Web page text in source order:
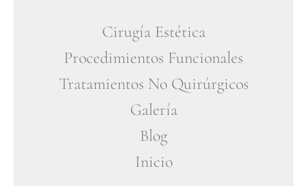
Cirugía Estética
Procedimientos Funcionales
Tratamientos No Quirúrgicos
Galería
Blog
Inicio